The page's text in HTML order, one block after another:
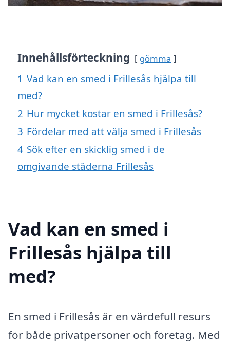
Innehållsförteckning gömma
1 Vad kan en smed i Frillesås hjälpa till
med?
2 Hur mycket kostar en smed i Frillesås?
3 Fördelar med att välja smed i Frillesås
4 Sök efter en skicklig smed i de
omgivande städerna Frillesås
Vad kan en smed i
Frillesås hjälpa till
med?
En smed i Frillesås är en värdefull resurs
för både privatpersoner och företag. Med